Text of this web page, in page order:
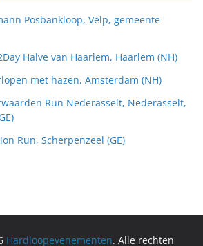
Posbankloop, Velp, gemeente
Halve van Haarlem, Haarlem (NH)
met hazen, Amsterdam (NH)
Run Nederasselt, Nederasselt,
Run, Scherpenzeel (GE)
Hardloopevenementen. Alle rechten